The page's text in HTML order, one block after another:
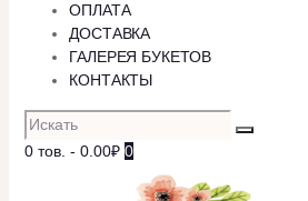
ОПЛАТА
ДОСТАВКА
ГАЛЕРЕЯ БУКЕТОВ
КОНТАКТЫ
0 тов. - 0.00₽ 0